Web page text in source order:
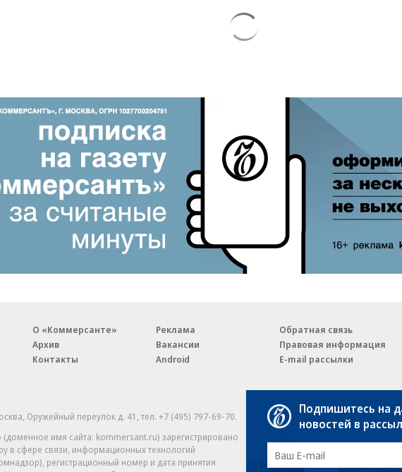
О «Коммерсанте»
Архив
Контакты
Реклама
Вакансии
Android
Обратная связь
Правовая информация
E-mail рассылки
Оружейный переулок д. 41,тел. +7 (495) 797-69-70.
имя сайта: kommersant.ru) зарегистрировано
в сфере связи, информационных технологий
регистрационный номер и дата принятия
Партнерские проекты/
«Промо» и «Официальное
На kommersant.ru
Подпишитесь на
новостей в